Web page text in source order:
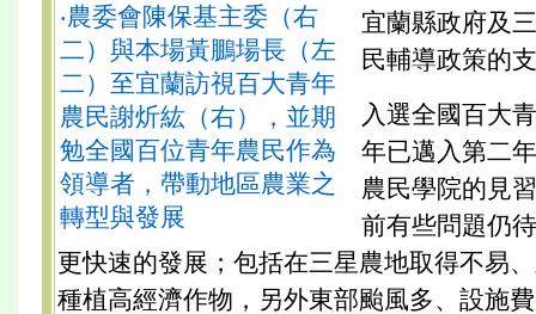
‧農委會陳保基主委（右
二）與本場黃鵬場長（左
二）至宜蘭訪視百大青年
農民謝炘紘（右），並期
勉全國百位青年農民作為
領導者，帶動地區農業之
轉型與發展
宜蘭縣政府及
民輔導政策的
入選全國百大
年已邁入第二
農民學院的見
前有些問題仍
更快速的發展；包括在三星農地取得不易
種植高經濟作物，另外東部颱風多、設施